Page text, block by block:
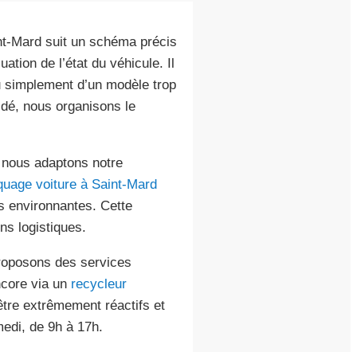
Mard suit un schéma précis
de l’état du véhicule. Il
d’un modèle trop
nous organisons le
adaptons notre
voiture à Saint-Mard
environnantes. Cette
logistiques.
des services
via un recycleur
extrêmement réactifs et
de 9h à 17h.